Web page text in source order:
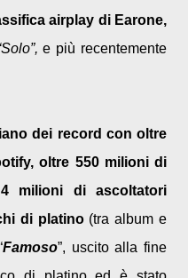
airplay di Earone,
Solo”, e più recentemente
dei record con oltre
oltre 550 milioni di
milioni di ascoltatori
di platino (tra album e
Famoso”, uscito alla fine